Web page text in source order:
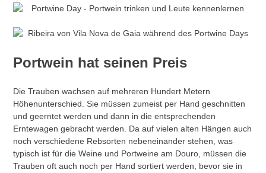
Portwein hat seinen Preis
Die Trauben wachsen auf mehreren Hundert Metern
Höhenunterschied. Sie müssen zumeist per Hand geschnitten
und geerntet werden und dann in die entsprechenden
Erntewagen gebracht werden. Da auf vielen alten Hängen auch
noch verschiedene Rebsorten nebeneinander stehen, was
typisch ist für die Weine und Portweine am Douro, müssen die
Trauben oft auch noch per Hand sortiert werden, bevor sie in